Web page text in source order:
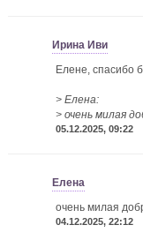
Ирина Иви
Елене, спасибо
> Елена:
> очень милая
05.12.2025, 09:22
Елена
очень милая
04.12.2025, 22:12